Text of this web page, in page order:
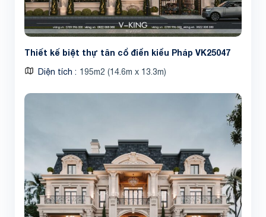
Thiết kế biệt thự tân cổ điển kiểu Pháp VK25047
Diện tích 195m2 (14.6m x 13.3m)